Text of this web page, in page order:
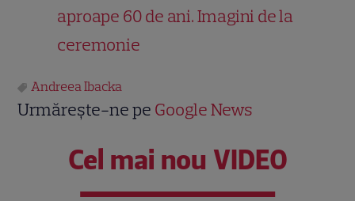
aproape 60 de ani. Imagini de la
ceremonie
Andreea Ibacka
Urmărește-ne pe Google News
Cel mai nou VIDEO